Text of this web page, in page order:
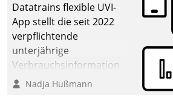
Datatrains flexible UVI-
App stellt die seit 2022
verpflichtende
unterjährige
Verbrauchsinformation
schnell, zuverlässig und
Nadja Hußmann